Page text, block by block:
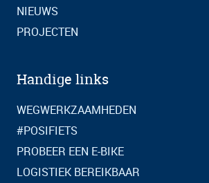
NIEUWS
PROJECTEN
Handige links
WEGWERKZAAMHEDEN
#POSIFIETS
PROBEER EEN E-BIKE
LOGISTIEK BEREIKBAAR